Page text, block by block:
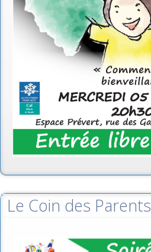
Le Coin des Parents